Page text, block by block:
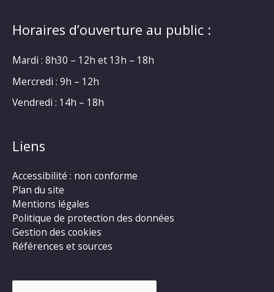
Horaires d’ouverture au public :
Mardi : 8h30 – 12h et 13h – 18h
Mercredi : 9h – 12h
Vendredi : 14h – 18h
Liens
Accessibilité : non conforme
Plan du site
Mentions légales
Politique de protection des données
Gestion des cookies
Références et sources